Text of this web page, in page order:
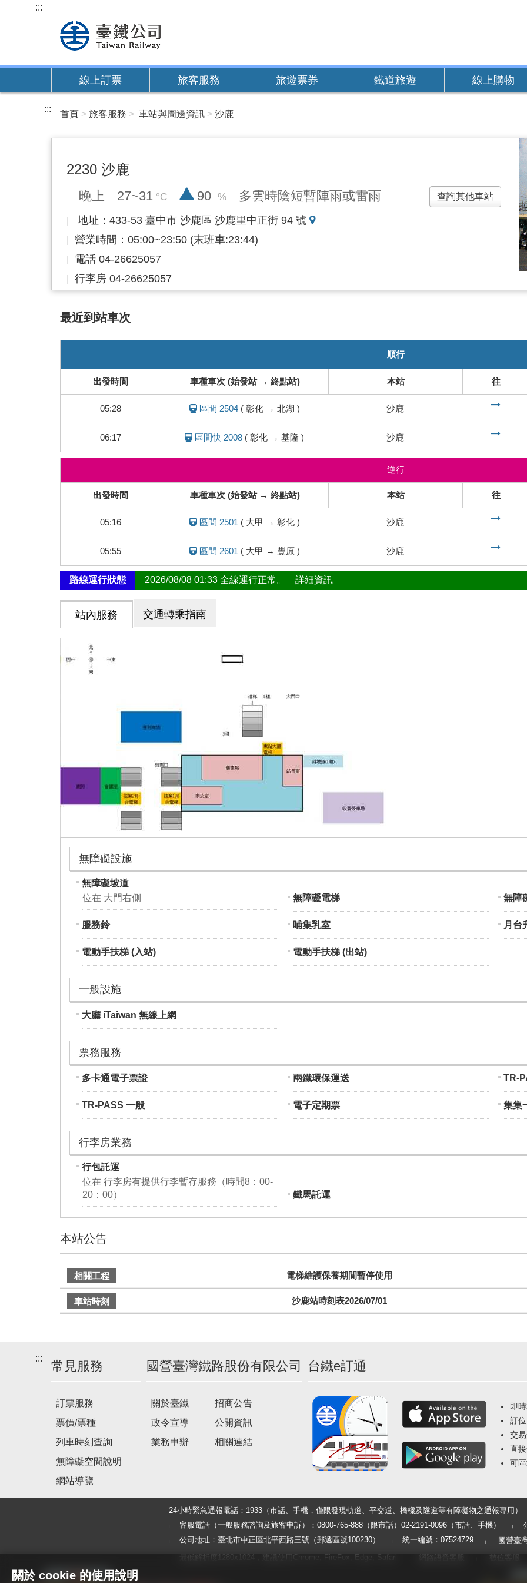
內
:::
線上訂票 旅客服務 旅遊票券 鐵道旅遊 線上購物
::: 首頁 旅客服務 車站與周邊資訊 沙鹿
2230 沙鹿
查詢其他車站
晚上 27~31 降雨率
90 多雲時陰短暫陣雨或雷雨
地址：433-53 臺中市 沙鹿區 沙鹿里中正街 94 號
營業時間：05:00~23:50 (末班車:23:44)
電話 04-26625057
行李房 04-26625057
最近到站車次
順行
出發時間 車種車次 (始發站 → 終點站) 本站 往
05:28 區間 2504 ( 彰化 → 北湖 ) 沙鹿
06:17 區間快 2008 ( 彰化 → 基隆 ) 沙鹿
車
態
逆行
出發時間 車種車次 (始發站 → 終點站) 本站 往
05:16 區間 2501 ( 大甲 → 彰化 ) 沙鹿
05:55 區間 2601 ( 大甲 → 豐原 ) 沙鹿
路線運行狀態 2026/08/08 01:33 全線運行正常。 詳細資訊
站內服務 交通轉乘指南
無障礙設施
無障礙坡道
位在 大門右側
無障礙電梯 無障
服務鈴 哺集乳室 月台
電動手扶梯 (入站) 電動手扶梯 (出站)
一般設施
大廳 iTaiwan 無線上網
票務服務
多卡通電子票證 兩鐵環保運送 TR-
TR-PASS 一般 電子定期票 集集
行李房業務
行包託運
位在 行李房有提供行李暫存服務（時間8：00-
20：00）
鐵馬託運
本站公告
建
議
乘
相關工程 電梯維護保養期間暫停使用
車站時刻 沙鹿站時刻表2026/07/01
:::
常見服務
訂票服務
票價/票種
列車時刻查詢
無障礙空間說明
網站導覽
國營臺灣鐵路股份有限公司
關於臺鐵
政令宣導
業務申辦
招商公告
公開資訊
相關連結
台鐵e訂通
即
訂
交
直
可
24小時緊急通報電話：1933（市話、手機，僅限發現軌道、平交道、橋樑及隧道等有障礙物之通報專用）
客服電話（一般服務諮詢及旅客申訴）：0800-765-888（限市話）02-2191-0096（市話、手機）
公司地址：臺北市中正區北平西路三號（郵遞區號100230）
統一編號：07524729
國營臺
最低解析度1280x1024，建議使用Chrome, FireFox, Edge, Safari
網路語音客服 數位客服
關於 cookie 的使用說明